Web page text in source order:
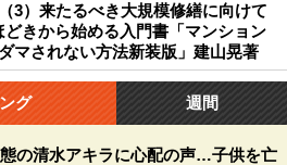
3）来たるべき大規模修繕に向けて
きから始める入門書「マンション
マされない方法新装版」建山晃著
グ 週間
の清水アキラに心配の声…子供を亡